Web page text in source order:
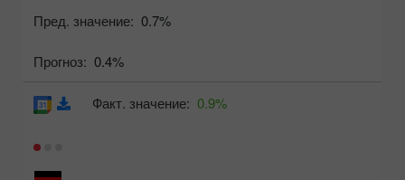
Пред. значение: 0.7%
Прогноз: 0.4%
Факт. значение: 0.9%